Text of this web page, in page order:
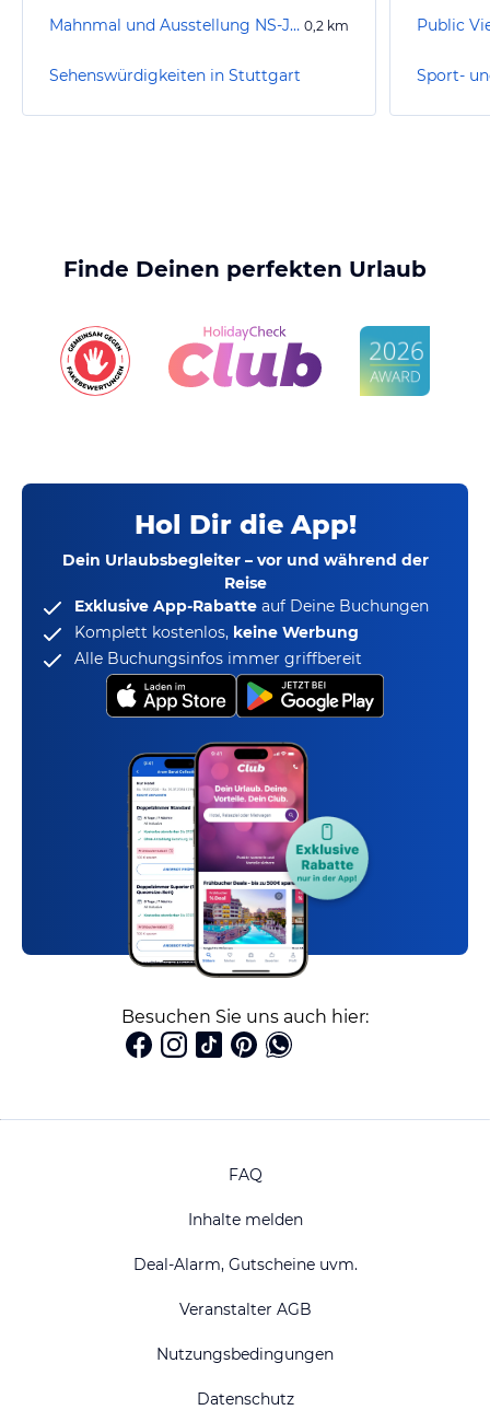
Mahnmal und Ausstellung NS-Justiz 0,2 km
Sehenswürdigkeiten in Stuttgart
Public
Finde Deinen perfekten Urlaub
Hol Dir die App!
Dein Urlaubsbegleiter – vor und während der
Reise
Exklusive App-Rabatte auf Deine Buchungen
Komplett kostenlos, keine Werbung
Alle Buchungsinfos immer griffbereit
Besuchen Sie uns auch hier:
FAQ
Inhalte melden
Deal-Alarm, Gutscheine uvm.
Veranstalter AGB
Nutzungsbedingungen
Datenschutz